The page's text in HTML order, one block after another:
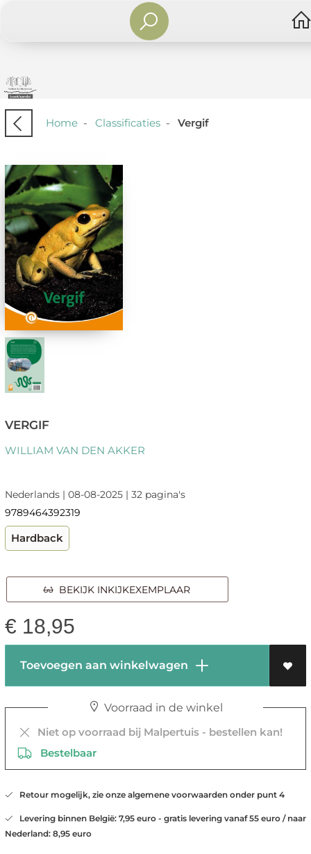
Home- Classificaties- Vergif
VERGIF
WILLIAM VAN DEN AKKER
Nederlands | 08-08-2025 | 32 pagina's
9789464392319
Hardback
BEKIJK INKIJKEXEMPLAAR
€ 18,95
Toevoegen aan winkelwagen
Voorraad in de winkel
Niet op voorraad bij Malpertuis - bestellen kan!
Bestelbaar
Retour mogelijk, zie onze algemene voorwaarden onder punt 4
Levering binnen België: 7,95 euro - gratis levering vanaf 55 euro / naar
Nederland: 8,95 euro